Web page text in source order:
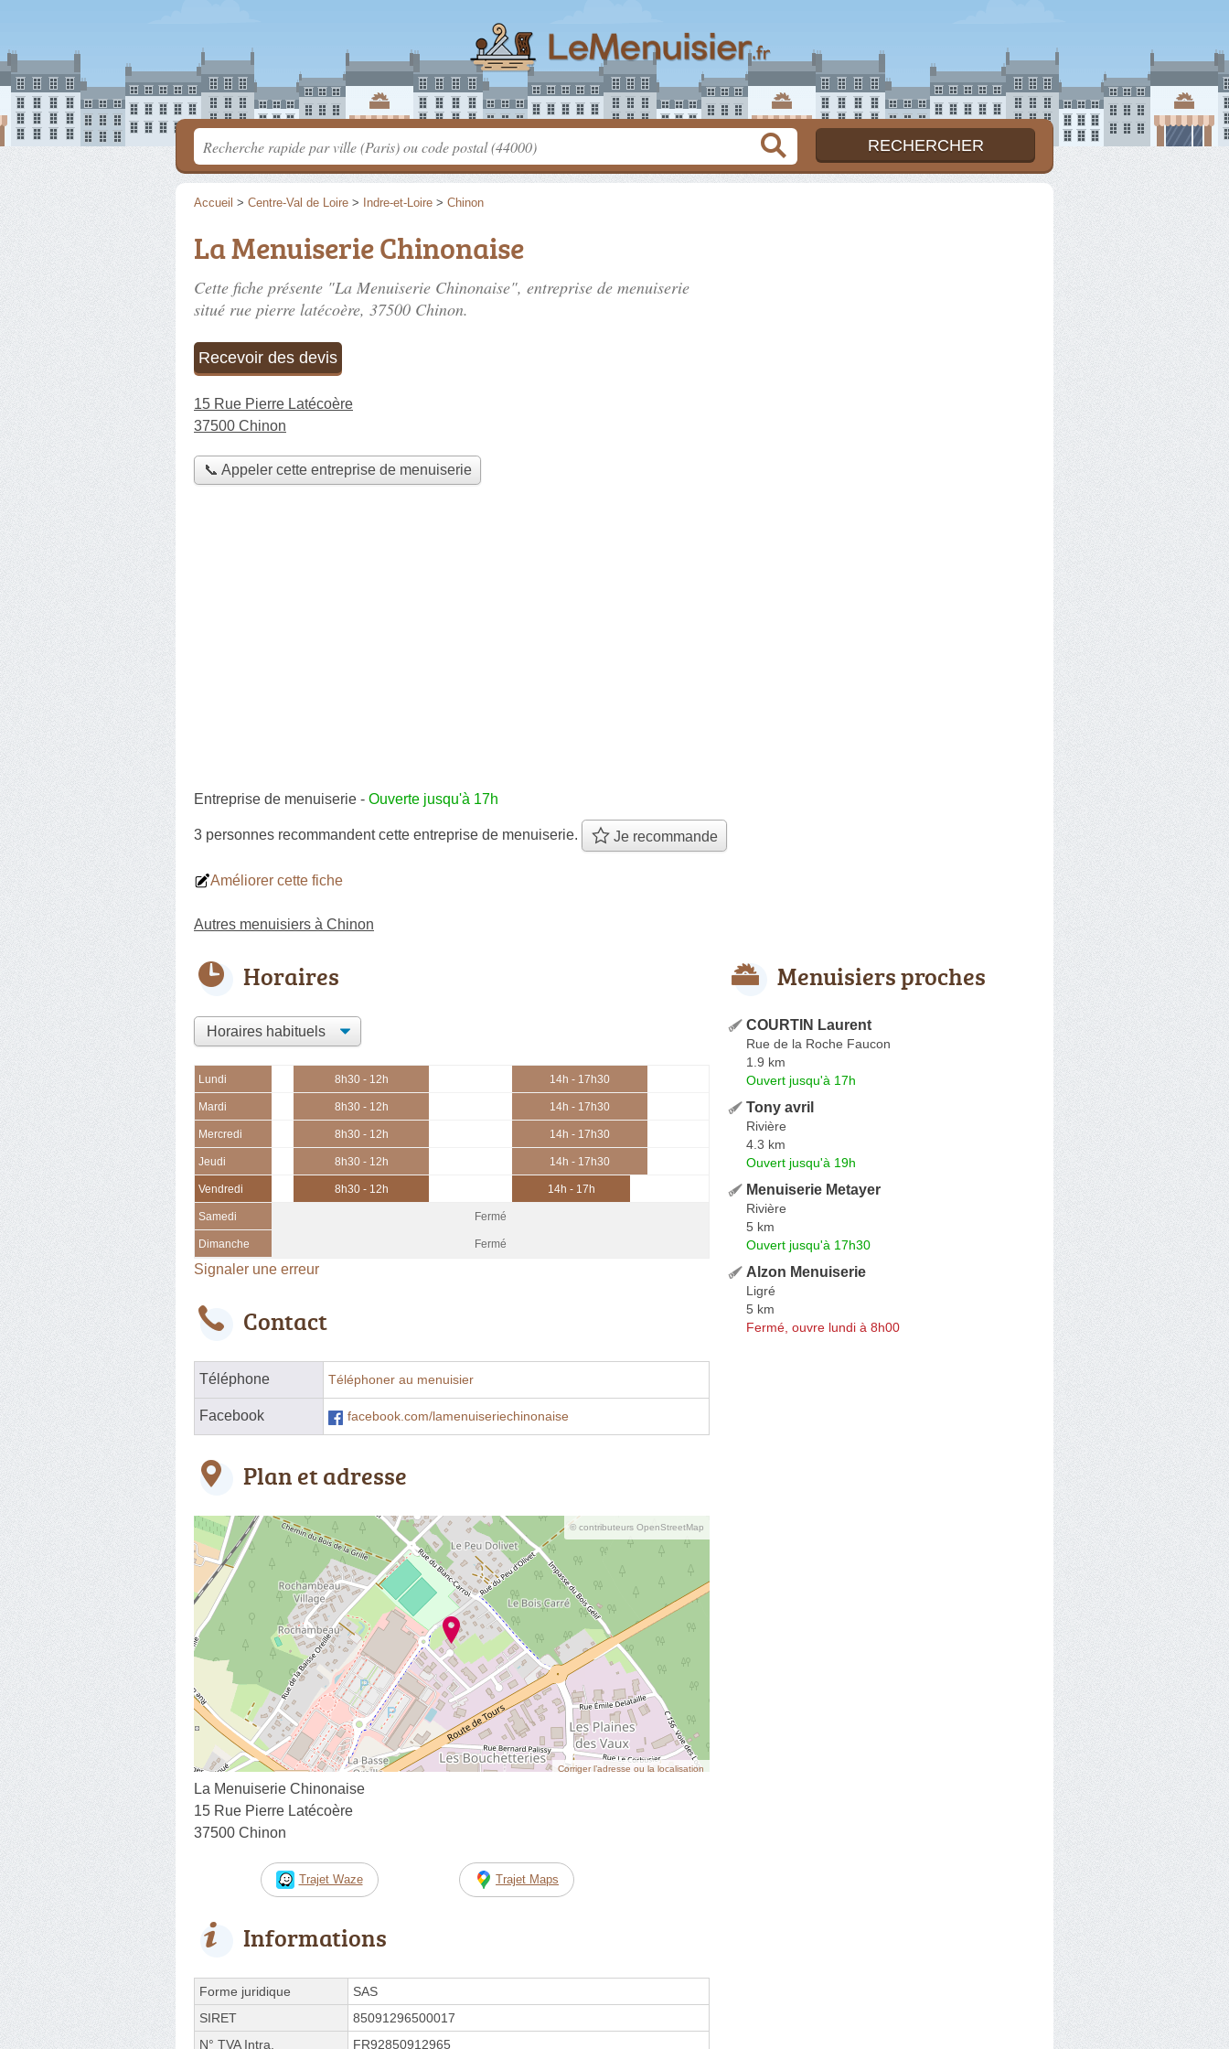
Accueil > Centre-Val de Loire > Indre-et-Loire > Chinon
La Menuiserie Chinonaise
Cette fiche présente "La Menuiserie Chinonaise", entreprise de menuiserie
situé rue pierre latécoère, 37500 Chinon.
Recevoir des devis
15 Rue Pierre Latécoère
37500 Chinon
📞 Appeler cette entreprise de menuiserie
Entreprise de menuiserie - Ouverte jusqu'à 17h
3 personnes recommandentcette entreprise de menuiserie. Je recommande
Améliorer cette fiche
Autres menuisiers à Chinon
Horaires
Lundi 8h30 - 12h 14h - 17h30
Mardi 8h30 - 12h 14h - 17h30
Mercredi 8h30 - 12h 14h - 17h30
Jeudi 8h30 - 12h 14h - 17h30
Vendredi 8h30 - 12h 14h - 17h
Samedi Fermé
Dimanche Fermé
Signaler une erreur
Contact
Téléphone Téléphoner au menuisier
Facebook facebook.com/lamenuiseriechinonaise
Plan et adresse
© contributeurs OpenStreetMap
Corriger l’adresse ou la localisation
La Menuiserie Chinonaise
15 Rue Pierre Latécoère
37500 Chinon
Trajet Waze Trajet Maps
Informations
Forme juridique
SAS
SIRET
85091296500017
N° TVA Intra.
FR92850912965
Menuisiers proches
COURTIN Laurent
Rue de la Roche Faucon
1.9 km
Ouvert jusqu'à 17h
Tony avril
Rivière
4.3 km
Ouvert jusqu'à 19h
Menuiserie Metayer
Rivière
5 km
Ouvert jusqu'à 17h30
Alzon Menuiserie
Ligré
5 km
Fermé, ouvre lundi à 8h00